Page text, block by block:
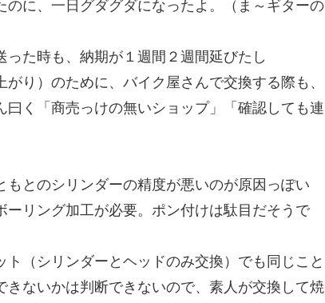
に、一日グダグダになったよ。（ま～ギターの
た時も、納期が１週間２週間延びたし
り）のために、バイク屋さんで交換する際も、
く「商売っけの無いショップ」「確認しても連
とのシリンダーの精度が悪いのが原因っぽい
ーリング加工が必要。ポン付けは駄目だそうで
（シリンダーとヘッドのみ交換）でも同じこと
ないかは判断できないので、素人が交換して焼